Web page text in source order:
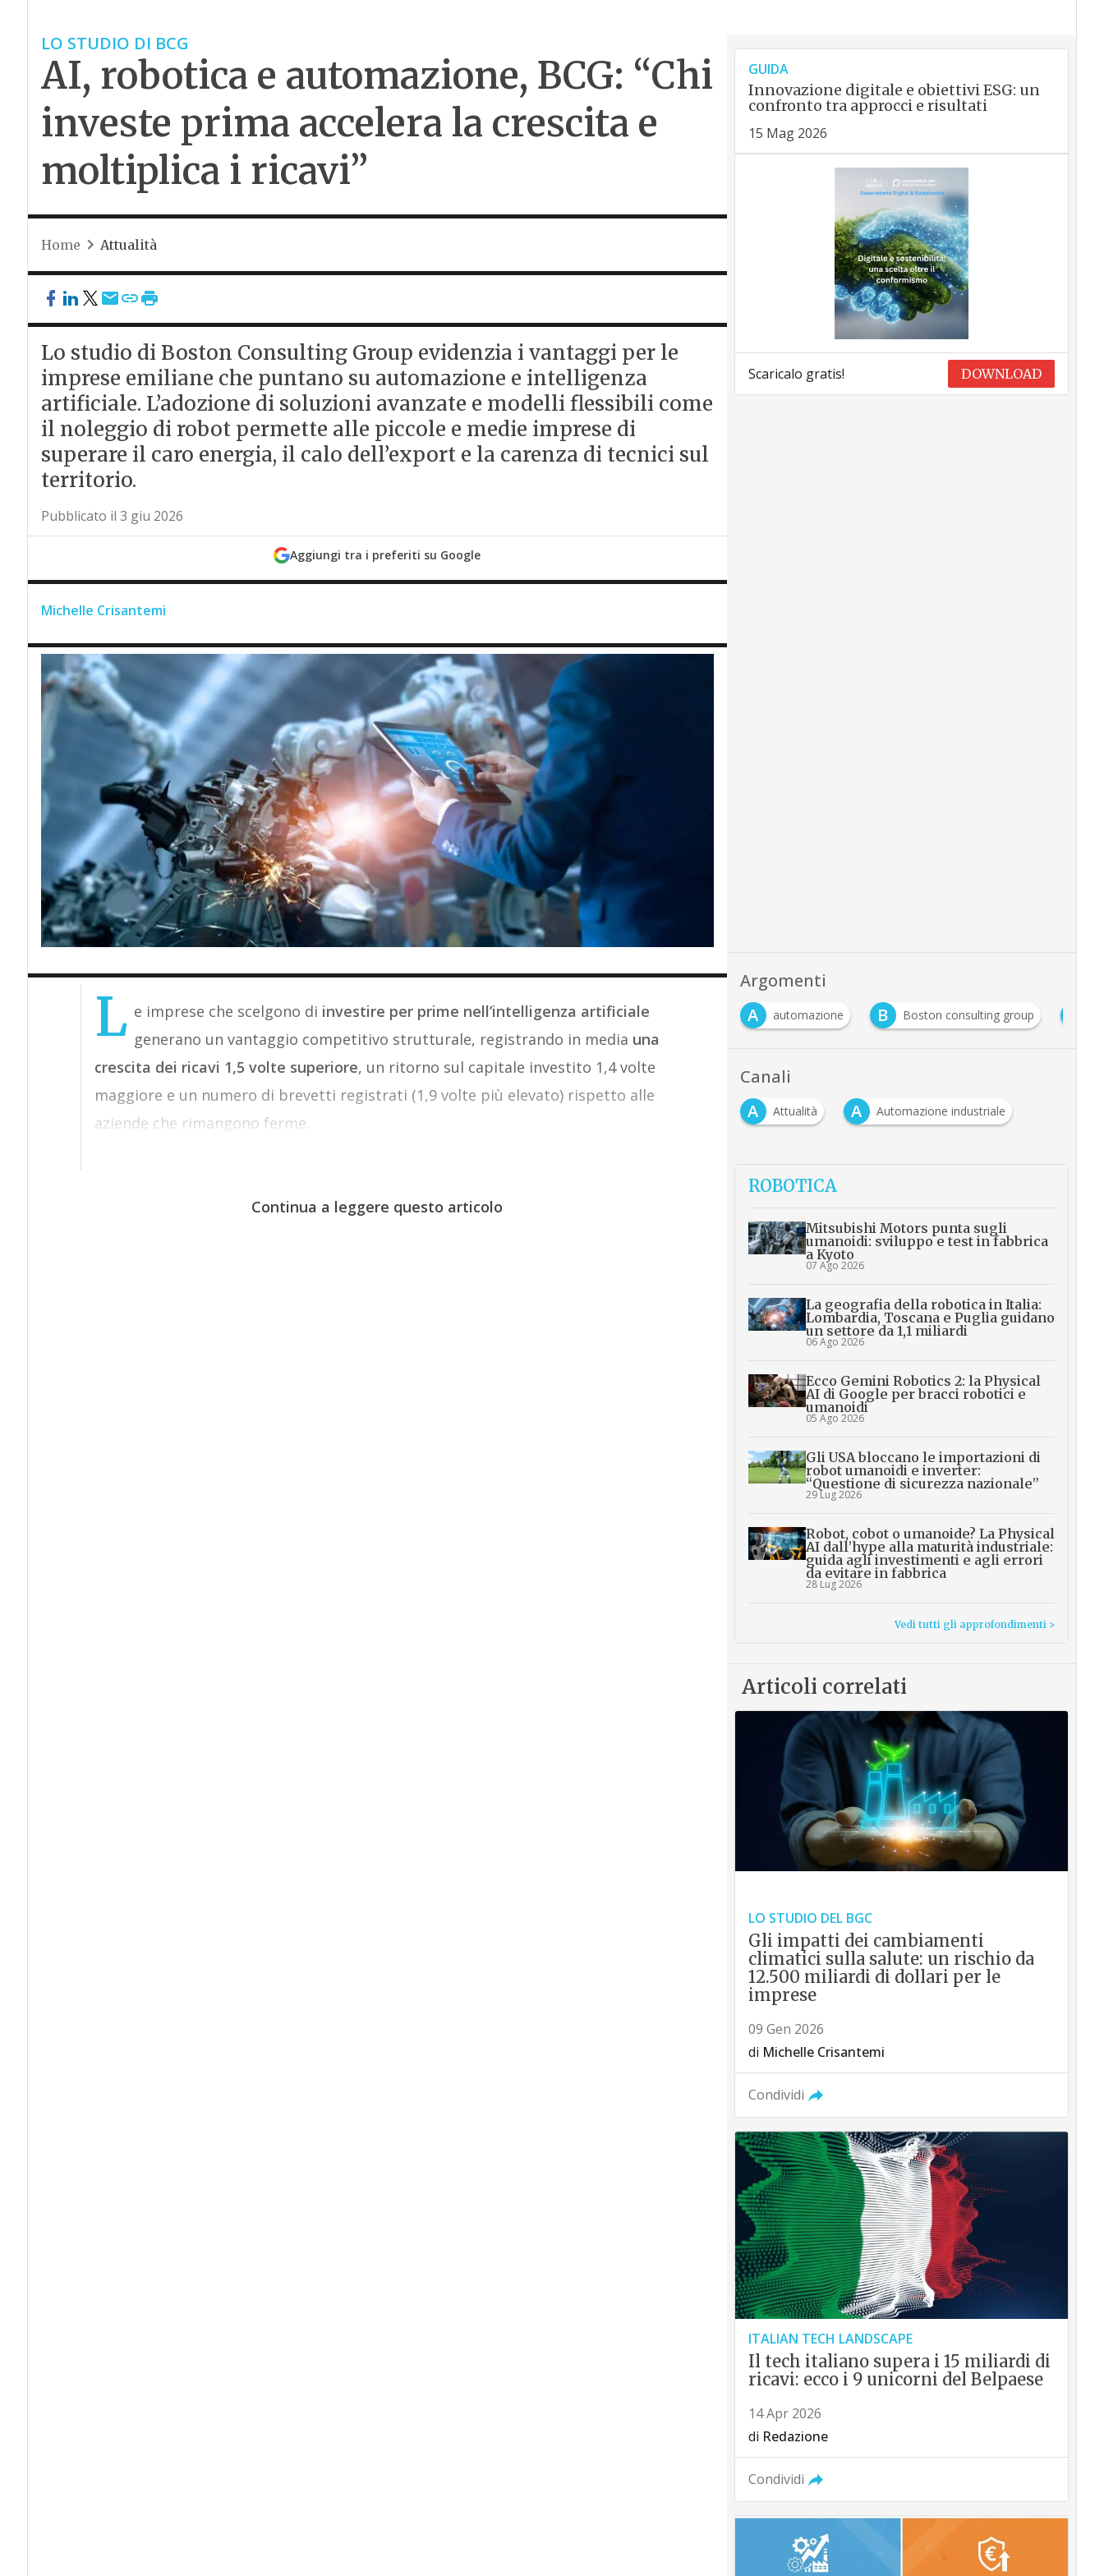
LO STUDIO DI BCG
AI, robotica e automazione, BCG: “Chi
investe prima accelera la crescita e
moltiplica i ricavi”
Home Attualità
Lo studio di Boston Consulting Group evidenzia i vantaggi per le
imprese emiliane che puntano su automazione e intelligenza
artificiale. L’adozione di soluzioni avanzate e modelli flessibili come
il noleggio di robot permette alle piccole e medie imprese di
superare il caro energia, il calo dell’export e la carenza di tecnici sul
territorio.
Pubblicato il 3 giu 2026
Aggiungi tra i preferiti su Google
Michelle Crisantemi
L e imprese che scelgono di investire per prime nell’intelligenza artificiale
generano un vantaggio competitivo strutturale, registrando in media una
crescita dei ricavi 1,5 volte superiore, un ritorno sul capitale investito 1,4 volte
maggiore e un numero di brevetti registrati (1,9 volte più elevato) rispetto alle
aziende che rimangono ferme.
Continua a leggere questo articolo
GUIDA
Innovazione digitale e obiettivi ESG: un
confronto tra approcci e risultati
15 Mag 2026
Scaricalo gratis! DOWNLOAD
Argomenti
A automazione B Boston consulting group
Canali
A
Attualità A Automazione industriale
ROBOTICA
Mitsubishi Motors punta sugli
umanoidi: sviluppo e test in fabbrica
a Kyoto
07 Ago 2026
La geografia della robotica in Italia:
Lombardia, Toscana e Puglia guidano
un settore da 1,1 miliardi
06 Ago 2026
Ecco Gemini Robotics 2: la Physical
AI di Google per bracci robotici e
umanoidi
05 Ago 2026
Gli USA bloccano le importazioni di
robot umanoidi e inverter:
“Questione di sicurezza nazionale”
29 Lug 2026
Robot, cobot o umanoide? La Physical
AI dall’hype alla maturità industriale:
guida agli investimenti e agli errori
da evitare in fabbrica
28 Lug 2026
Vedi tutti gli approfondimenti >
Articoli correlati
LO STUDIO DEL BGC
Gli impatti dei cambiamenti
climatici sulla salute: un rischio da
12.500 miliardi di dollari per le
imprese
09 Gen 2026
di Michelle Crisantemi
Condividi
ITALIAN TECH LANDSCAPE
Il tech italiano supera i 15 miliardi di
ricavi: ecco i 9 unicorni del Belpaese
14 Apr 2026
di Redazione
Condividi